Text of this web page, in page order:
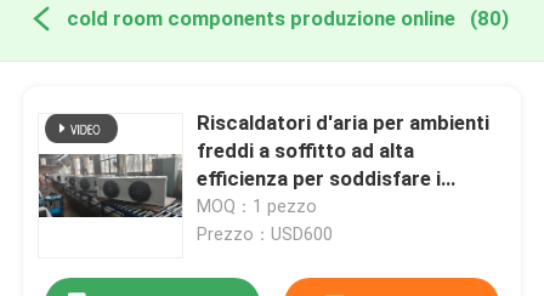
cold room components produzione online (80)
Riscaldatori d'aria per ambienti
freddi a soffitto ad alta
efficienza per soddisfare i
requisiti di stoccaggio dei
magazzini di materiali da
MOQ：1 pezzo
Prezzo：USD600